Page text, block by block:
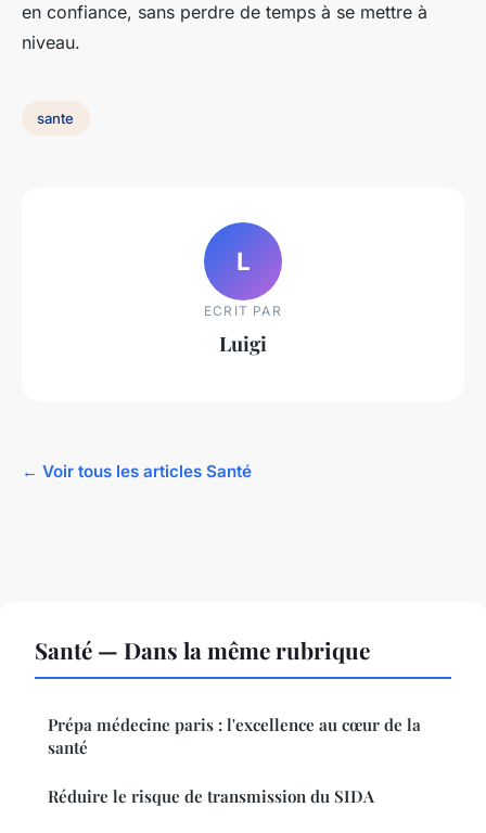
en confiance, sans perdre de temps à se mettre à
niveau.
sante
L
ECRIT PAR
Luigi
← Voir tous les articles Santé
Santé — Dans la même rubrique
Prépa médecine paris : l'excellence au cœur de la
santé
Réduire le risque de transmission du SIDA